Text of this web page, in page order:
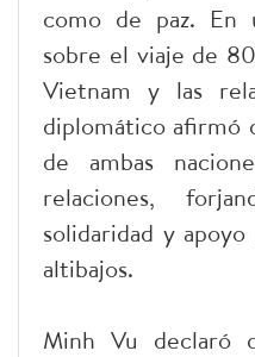
como de paz. En
sobre el viaje de
Vietnam y las
diplomático afirmó
de ambas
relaciones,
solidaridad y
altibajos.
Minh Vu declaró